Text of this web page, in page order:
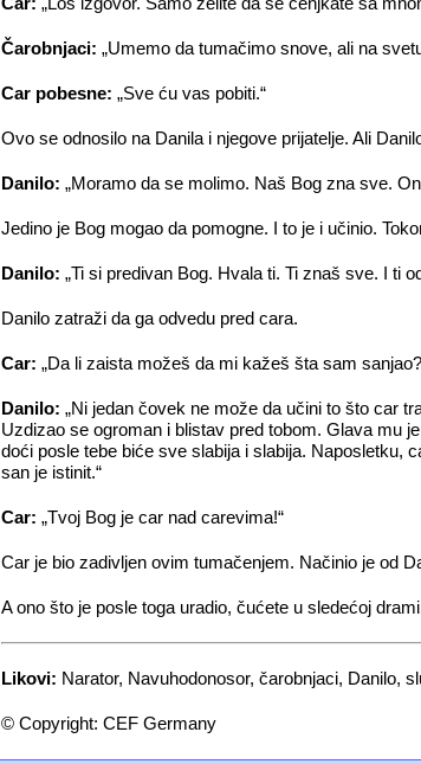
Čarobnjaci: „Umemo da tumačimo snove, ali na
Car pobesne: „Sve ću vas pobiti.“
Ovo se odnosilo na Danila i njegove prijatelje. Ali
Danilo: „Moramo da se molimo. Naš Bog zna sve.
Jedino je Bog mogao da pomogne. I to je i učinio.
Danilo: „Ti si predivan Bog. Hvala ti. Ti znaš sve. I ti
Danilo zatraži da ga odvedu pred cara.
Car: „Da li zaista možeš da mi kažeš šta sam
Danilo: „Ni jedan čovek ne može da učini to što car
Uzdizao se ogroman i blistav pred tobom. Glava mu
doći posle tebe biće sve slabija i slabija. Naposletku,
san je istinit.“
Car: „Tvoj Bog je car nad carevima!“
Car je bio zadivljen ovim tumačenjem. Načinio je od
A ono što je posle toga uradio, čućete u sledećoj
Likovi: Narator, Navuhodonosor, čarobnjaci, Danilo,
© Copyright: CEF Germany